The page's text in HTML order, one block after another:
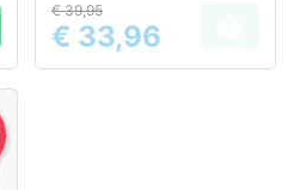
Prijs
€ 39,95
€ 33,96